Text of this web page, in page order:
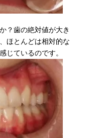
？歯の絶対値が大き
ほとんどは相対的な
じているのです。